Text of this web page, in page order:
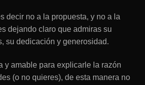
decir no a la propuesta, y no a la
dejando claro que admiras su
su dedicación y generosidad.
y amable para explicarle la razón
(o no quieres), de esta manera no